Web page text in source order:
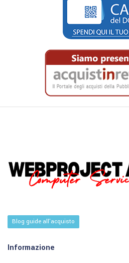
Blog guide all'acquisto
Informazione